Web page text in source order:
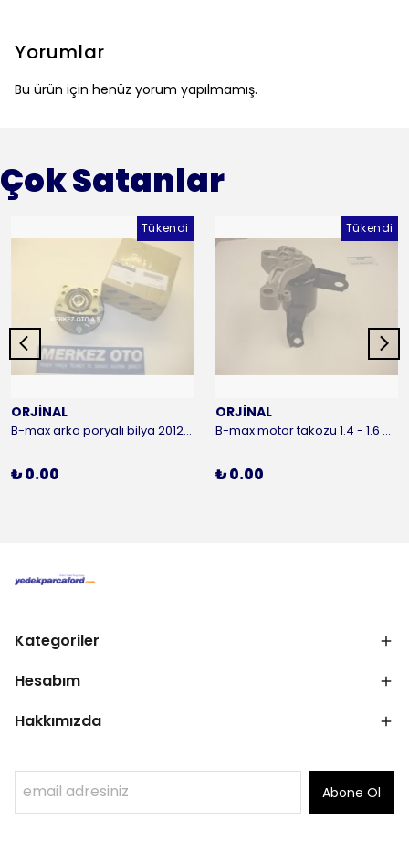
Yorumlar
Bu ürün için henüz yorum yapılmamış.
Çok Satanlar
Tükendi
ORJİNAL
B-max arka poryalı bilya 2012-2016 ORJİNAL
₺ 0.00
Tükendi
ORJİNAL
B-max motor takozu 1.4 - 1.6 benzinli 2012-2016 ORJİNAL
₺ 0.00
Kategoriler
Hesabım
Hakkımızda
Abone Ol